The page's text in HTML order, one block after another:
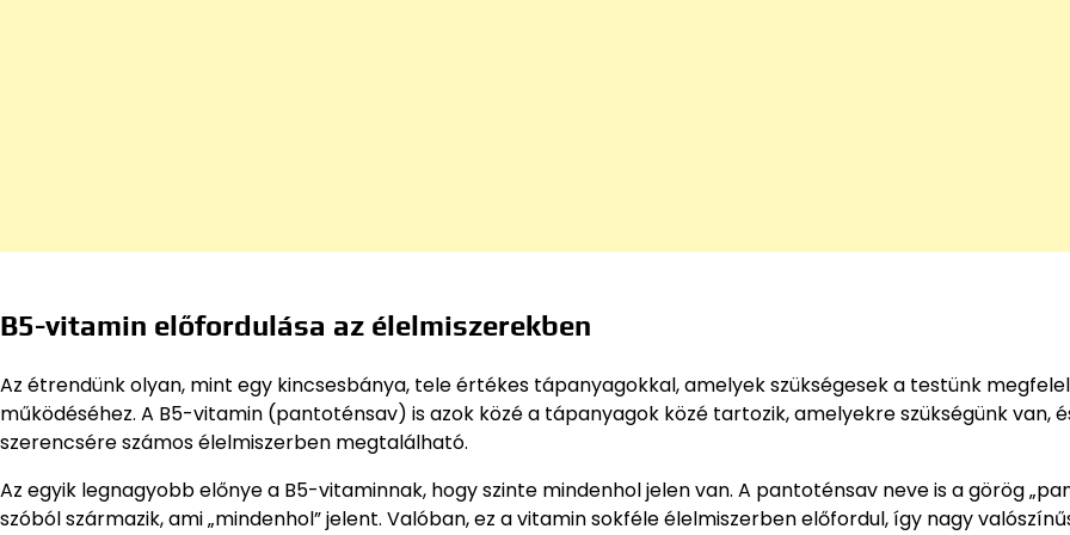
B5-vitamin előfordulása az élelmiszerekben
Az étrendünk olyan, mint egy kincsesbánya, tele értékes tápanyagokkal, amelyek szükségesek a testünk
működéséhez. A B5-vitamin (pantoténsav) is azok közé a tápanyagok közé tartozik, amelyekre szükségünk van,
szerencsére számos élelmiszerben megtalálható.
Az egyik legnagyobb előnye a B5-vitaminnak, hogy szinte mindenhol jelen van. A pantoténsav neve is a görög
szóból származik, ami „mindenhol” jelent. Valóban, ez a vitamin sokféle élelmiszerben előfordul, így nagy